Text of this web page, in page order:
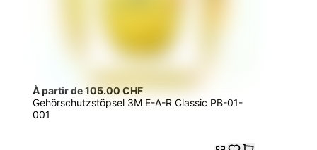
À partir de 105.00 CHF
Gehörschutzstöpsel 3M E-A-R Classic PB-01-
001